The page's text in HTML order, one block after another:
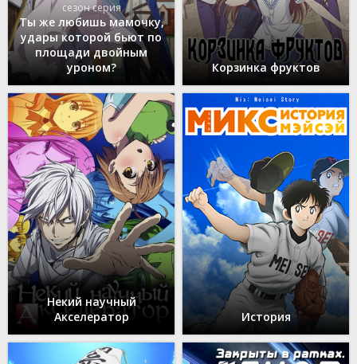
сезон серия
Tы же любишь мамочку,
удары которой бьют по
площади двойным
уроном?
Корзинка фруктов
Некий научный
Акселератор
История